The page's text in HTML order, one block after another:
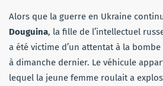
Alors que la guerre en Ukraine
Douguina, la fille de l’intellectuel
a été victime d’un attentat à la
à dimanche dernier. Le véhicule
lequel la jeune femme roulait a